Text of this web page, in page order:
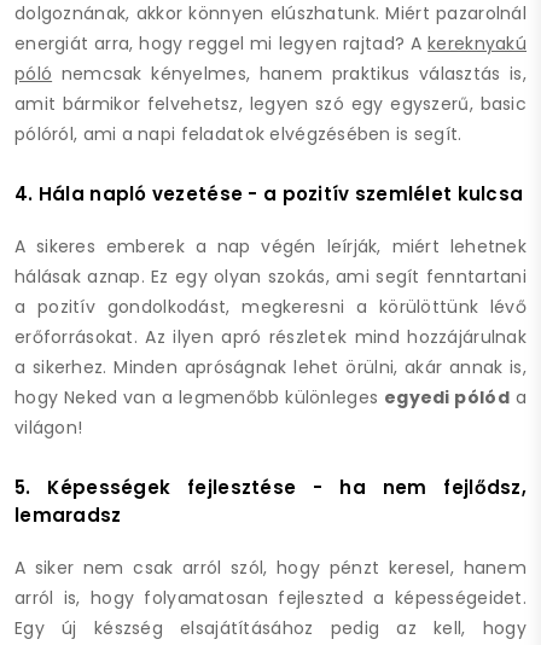
dolgoznának, akkor könnyen elúszhatunk. Miért pazarolnál
energiát arra, hogy reggel mi legyen rajtad? Akereknyakú
póló nemcsak kényelmes, hanem praktikus választás is,
amit bármikor felvehetsz, legyen szó egy egyszerű, basic
pólóról, ami a napi feladatok elvégzésében is segít.
4. Hála napló vezetése - a pozitív szemlélet kulcsa
A sikeres emberek a nap végén leírják, miért lehetnek
hálásak aznap. Ez egy olyan szokás, ami segít fenntartani
a pozitív gondolkodást, megkeresni a körülöttünk lévő
erőforrásokat. Az ilyen apró részletek mind hozzájárulnak
a sikerhez. Minden apróságnak lehet örülni, akár annak is,
hogy Neked van a legmenőbb különleges egyedi pólóda
világon!
5. Képességek fejlesztése - ha nem fejlődsz,
lemaradsz
A siker nem csak arról szól, hogy pénzt keresel, hanem
arról is, hogy folyamatosan fejleszted a képességeidet.
Egy új készség elsajátításához pedig az kell, hogy